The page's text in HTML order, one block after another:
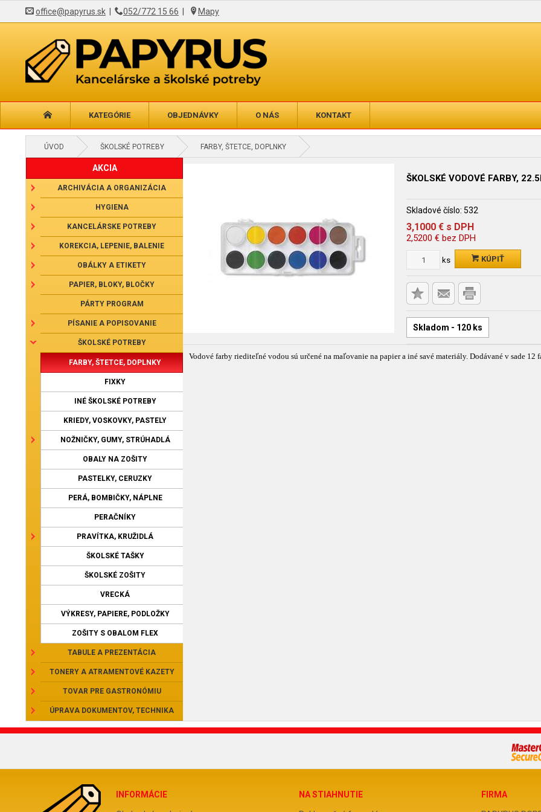
office@papyrus.sk 052/772 15 66 Mapy
KATEGÓRIE OBJEDNÁVKY O NÁS KONTAKT
ÚVOD ŠKOLSKÉ POTREBY FARBY, ŠTETCE, DOPLNKY
AKCIA
ARCHIVÁCIA A ORGANIZÁCIA
HYGIENA
KANCELÁRSKE POTREBY
KOREKCIA, LEPENIE, BALENIE
OBÁLKY A ETIKETY
PAPIER, BLOKY, BLOČKY
PÁRTY PROGRAM
PÍSANIE A POPISOVANIE
ŠKOLSKÉ POTREBY
FARBY, ŠTETCE, DOPLNKY
FIXKY
INÉ ŠKOLSKÉ POTREBY
KRIEDY, VOSKOVKY, PASTELY
NOŽNIČKY, GUMY, STRÚHADLÁ
OBALY NA ZOŠITY
PASTELKY, CERUZKY
PERÁ, BOMBIČKY, NÁPLNE
PERAČNÍKY
PRAVÍTKA, KRUŽIDLÁ
ŠKOLSKÉ TAŠKY
ŠKOLSKÉ ZOŠITY
VRECKÁ
VÝKRESY, PAPIERE, PODLOŽKY
ZOŠITY S OBALOM FLEX
TABULE A PREZENTÁCIA
TONERY A ATRAMENTOVÉ KAZETY
TOVAR PRE GASTRONÓMIU
ÚPRAVA DOKUMENTOV, TECHNIKA
ŠKOLSKÉ VODOVÉ FARBY,
Skladové číslo: 532
3,1000 € s DPH
2,5200 € bez DPH
ks KÚPIŤ
Skladom - 120 ks
Vodové farby riediteľné vodou sú určené na maľovanie na papier a iné savé materiály. Dodávané v sade 12
INFORMÁCIE NA STIAHNUTIE FIRMA